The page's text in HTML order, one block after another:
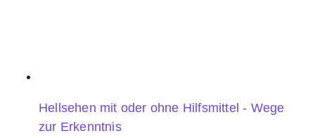
Hellsehen mit oder ohne Hilfsmittel - Wege
zur Erkenntnis